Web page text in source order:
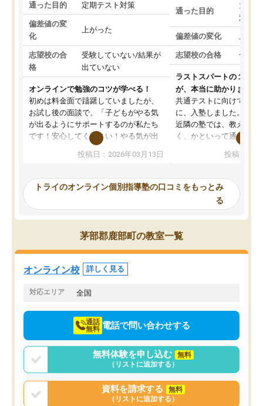
通った目的 定期テスト対策
偏差値の変
化
上がった
志望校の合
格
受験していない/結果が
出ていない
オンラインで勉強のコツが学べる！
初めは料金面で躊躇していましたが、
お試し後の面談で、「子どもがやる気
が出るようにサポートするのが私たち
です！安心してください！やる気が出
ないのは私たち講師の責任です」と言
ってくださり、確かに！と考えて、思
ったんですが、学生の先生から学ぶこ
み、徐々に成績が上がったらいいなと
思っていました。何が今足りないのか
を的確に指導いただき、子どももびっ
くりするほど楽しんでやる気を持って
塾を受けています。狙い通り、少しず
つ成績も上がり、苦手意識も無くなっ
てきたので、さらに苦手な数学も追加
でお願いしました。来年の高校受験に
投稿日：2026年03月13日
通った目的
大学
対策
偏差値の変化 上が
志望校の合格 合格
ラストスパートの１か月
が、本当に助かりました
共通テストに向けての追
に、入塾しました。田舎
近隣の塾では、教えても
く、かといって通うには
可能なので本当に助か
らないところをピンポイ
頂いて、とてもわかり
していました。一生を
スト、多少お金がかかっ
思い切って入塾してよか
投稿日：
トライのオンライン個別指導塾の口コミをもっとみ
る
茅部郡鹿部町の教室一覧
オンライン校 詳しく見る
対応エリア 全国
通話
無料 電話で問い合わせする
無料体験を申し込む
無料
（リストに追加する）
資料を請求する
無料
（リストに追加する）